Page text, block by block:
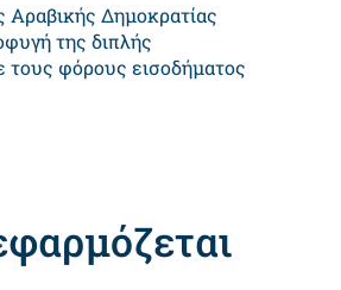
Δημοκρατίας
της διπλής
τους φόρους εισοδήματος